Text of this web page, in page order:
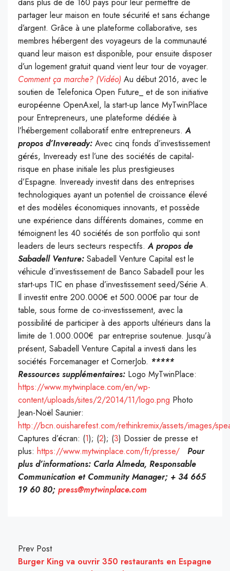
dans plus de de 160 pays pour leur permettre de
partager leur maison en toute sécurité et sans échange
d’argent. Grâce à une plateforme collaborative, ses
membres hébergent des voyageurs de la communauté
quand leur maison est disponible, pour ensuite disposer
d’un logement gratuit quand vient leur tour de voyager.
Comment ça marche? (Vidéo) Au début 2016, avec le
soutien de Telefonica Open Future_ et de son initiative
européenne OpenAxel, la start-up lance MyTwinPlace
pour Entrepreneurs, une plateforme dédiée à
l’hébergement collaboratif entre entrepreneurs.A
propos d’Inveready: Avec cinq fonds d’investissement
gérés, Inveready est l’une des sociétés de capital-
risque en phase initiale les plus prestigieuses
d’Espagne. Inveready investit dans des entreprises
technologiques ayant un potentiel de croissance élevé
et des modèles économiques innovants, et possède
une expérience dans différents domaines, comme en
témoignent les 40 sociétés de son portfolio qui sont
leaders de leurs secteurs respectifs.A propos de
Sabadell Venture: Sabadell Venture Capital est le
véhicule d’investissement de Banco Sabadell pour les
start-ups TIC en phase d’investissement seed/Série A.
Il investit entre 200.000€ et 500.000€ par tour de
table, sous forme de co-investissement, avec la
possibilité de participer à des apports ultérieurs dans la
limite de 1.000.000€ par entreprise soutenue. Jusqu’à
présent, Sabadell Venture Capital a investi dans les
sociétés Forcemanager et CornerJob. *****
Ressources supplémentaires: Logo MyTwinPlace:
https://www.mytwinplace.com/en/wp-
content/uploads/sites/2/2014/11/logo.png Photo
Jean-Noël Saunier:
http://bcn.ouisharefest.com/rethinkremix/assets/images/
Captures d’écran: (1); (2); (3) Dossier de presse et
plus: https://www.mytwinplace.com/fr/presse/
Pour
plus d’informations: Carla Almeda, Responsable
Communication et Community Manager; + 34 665
19 60 80; press@mytwinplace.com
Prev Post
Burger King va ouvrir 350 restaurants en Espagne